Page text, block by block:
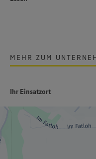
MEHR ZUM
Ihr Einsatzort